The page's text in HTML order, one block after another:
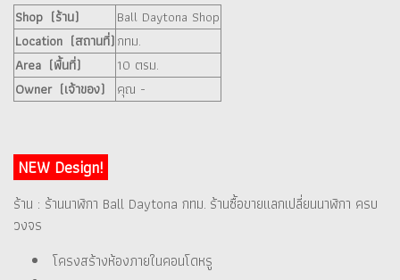
Shop (ร้าน)
Ball Daytona Shop
Location (สถานที่)กทม.
Area (พื้นที่)
10 ตรม.
Owner (เจ้าของ)
คุณ -
NEW Design!
ร้าน : ร้านนาฬิกา Ball Daytona กทม. ร้านซื้อขายแลกเปลี่ยนนาฬิกา ครบ
วงจร
โครงสร้างห้องภายในคอนโดหรู